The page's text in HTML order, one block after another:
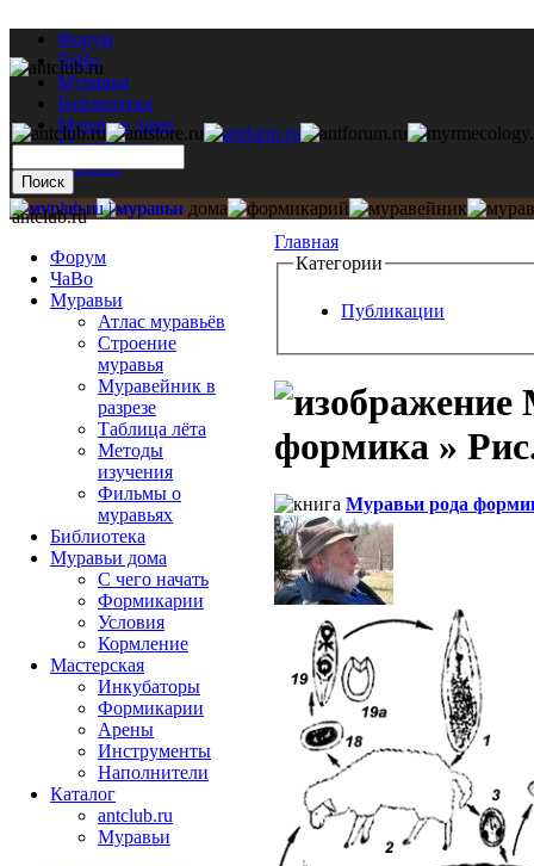
Форум
ЧаВо
Муравьи
Библиотека
Муравьи дома
Мастерская
Каталог
Главная
Категории
Публикации
формика »
Муравьи рода
antclub.ru
Форум
ЧаВо
Муравьи
Атлас муравьёв
Строение
муравья
Муравейник в
разрезе
Таблица лёта
Методы
изучения
Фильмы о
муравьях
Библиотека
Муравьи дома
С чего начать
Формикарии
Условия
Кормление
Мастерская
Инкубаторы
Формикарии
Арены
Инструменты
Наполнители
Каталог
antclub.ru
Муравьи